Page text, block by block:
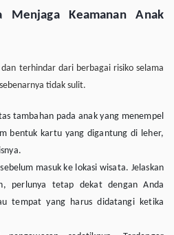
Menjaga Keamanan Anak
terhindar dari berbagai risiko selama
tidak sulit.
tambahan pada anak yang menempel
bentuk kartu yang digantung di leher,
masuk ke lokasi wisata. Jelaskan
perlunya tetap dekat dengan Anda
tempat yang harus didatangi ketika